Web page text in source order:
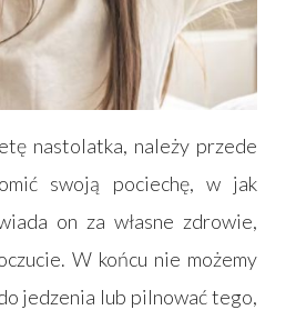
nastolatka, należy przede
swoją pociechę, w jak
on za własne zdrowie,
W końcu nie możemy
jedzenia lub pilnować tego,